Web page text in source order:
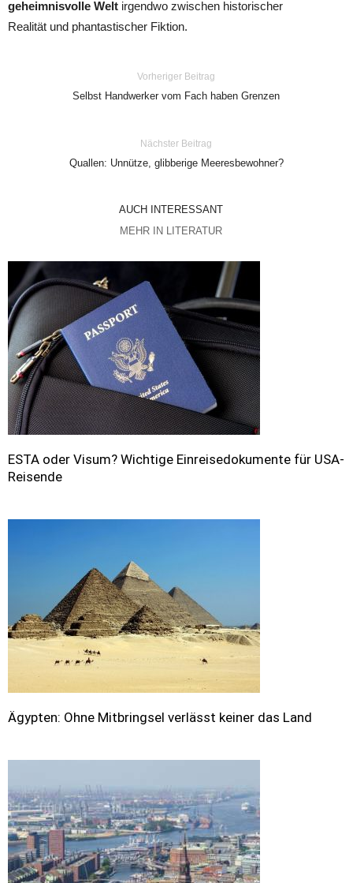
geheimnisvolle Welt irgendwo zwischen historischer
Realität und phantastischer Fiktion.
Vorheriger Beitrag
Selbst Handwerker vom Fach haben Grenzen
Nächster Beitrag
Quallen: Unnütze, glibberige Meeresbewohner?
AUCH INTERESSANT
MEHR IN LITERATUR
ESTA oder Visum? Wichtige Einreisedokumente für USA-
Reisende
Ägypten: Ohne Mitbringsel verlässt keiner das Land